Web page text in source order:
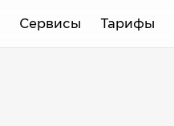
Сервисы Тарифы